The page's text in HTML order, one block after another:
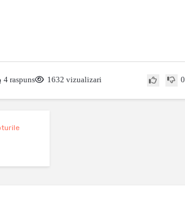
4 raspuns 1632 vizualizari 0